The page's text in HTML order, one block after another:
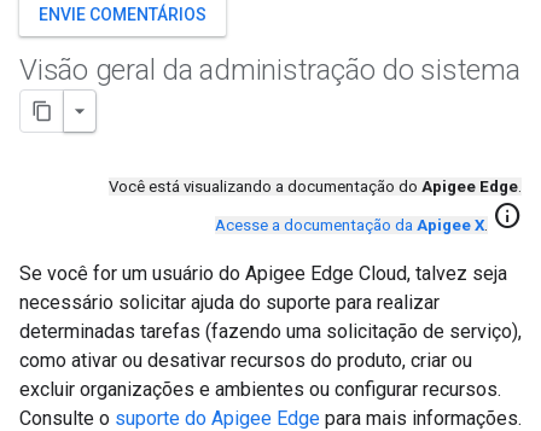
ENVIE COMENTÁRIOS
Visão geral da administração do sistema
Você está visualizando a documentação do Apigee Edge.
Acesse a documentação da Apigee X. info
Se você for um usuário do Apigee Edge Cloud, talvez seja
necessário solicitar ajuda do suporte para realizar
determinadas tarefas (fazendo uma solicitação de serviço),
como ativar ou desativar recursos do produto, criar ou
excluir organizações e ambientes ou configurar recursos.
Consulte o suporte do Apigee Edge para mais informações.